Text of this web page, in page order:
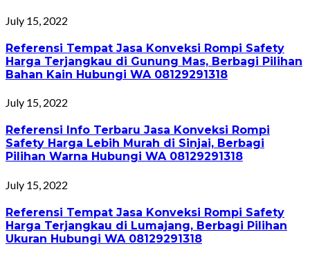
July 15, 2022
Referensi Tempat Jasa Konveksi Rompi Safety
Harga Terjangkau di Gunung Mas, Berbagi Pilihan
Bahan Kain Hubungi WA 08129291318
July 15, 2022
Referensi Info Terbaru Jasa Konveksi Rompi
Safety Harga Lebih Murah di Sinjai, Berbagi
Pilihan Warna Hubungi WA 08129291318
July 15, 2022
Referensi Tempat Jasa Konveksi Rompi Safety
Harga Terjangkau di Lumajang, Berbagi Pilihan
Ukuran Hubungi WA 08129291318